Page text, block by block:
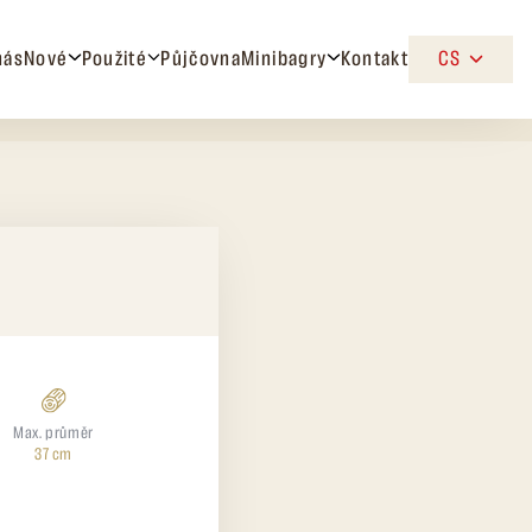
Nové Použité PůjčovnaMinibagry Kontakt CS
Max. průměr
37 cm